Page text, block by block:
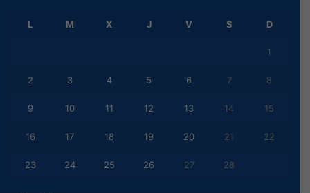
L M X J V S D
1
2 3 4 5 6 7 8
9 10 11 12 13 14 15
16 17 18 19 20 21 22
23 24 25 26 27 28